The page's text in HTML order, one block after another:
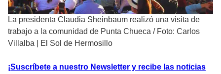
La presidenta Claudia Sheinbaum realizó una visita de
trabajo a la comunidad de Punta Chueca / Foto: Carlos
Villalba | El Sol de Hermosillo
¡Suscríbete a nuestro Newsletter y recibe las noticias